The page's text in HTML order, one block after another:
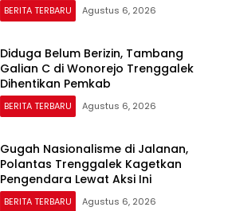
BERITA TERBARU Agustus 6, 2026
Diduga Belum Berizin, Tambang
Galian C di Wonorejo Trenggalek
Dihentikan Pemkab
BERITA TERBARU Agustus 6, 2026
Gugah Nasionalisme di Jalanan,
Polantas Trenggalek Kagetkan
Pengendara Lewat Aksi Ini
BERITA TERBARU Agustus 6, 2026